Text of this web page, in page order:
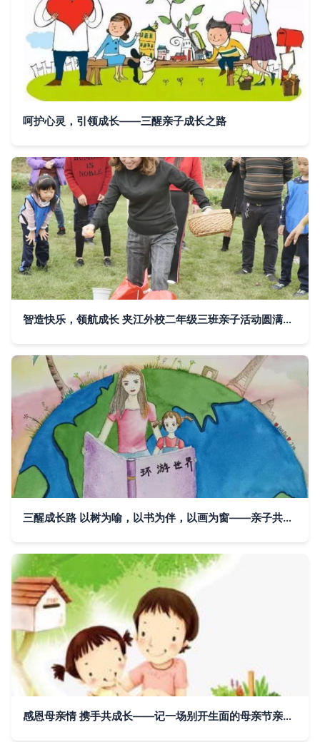
呵护心灵，引领成长——三醒亲子成长之路
智造快乐，领航成长 夹江外校二年级三班亲子活动圆满落幕，共启“三醒”成长新篇章
三醒成长路 以树为喻，以书为伴，以画为窗——亲子共读与艺术启迪下的生命画卷
感恩母亲情 携手共成长——记一场别开生面的母亲节亲子读书会